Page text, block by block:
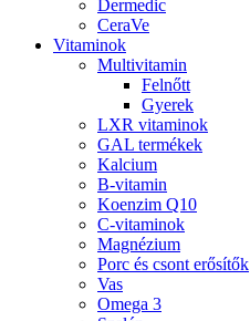
Dermedic
CeraVe
Vitaminok
Multivitamin
Felnőtt
Gyerek
LXR vitaminok
GAL termékek
Kalcium
B-vitamin
Koenzim Q10
C-vitaminok
Magnézium
Porc és csont erősítők
Vas
Omega 3